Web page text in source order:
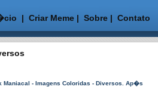
| Criar Meme| Sobre| Contato
Maniacal - Imagens Coloridas - Diversos. Ap�s